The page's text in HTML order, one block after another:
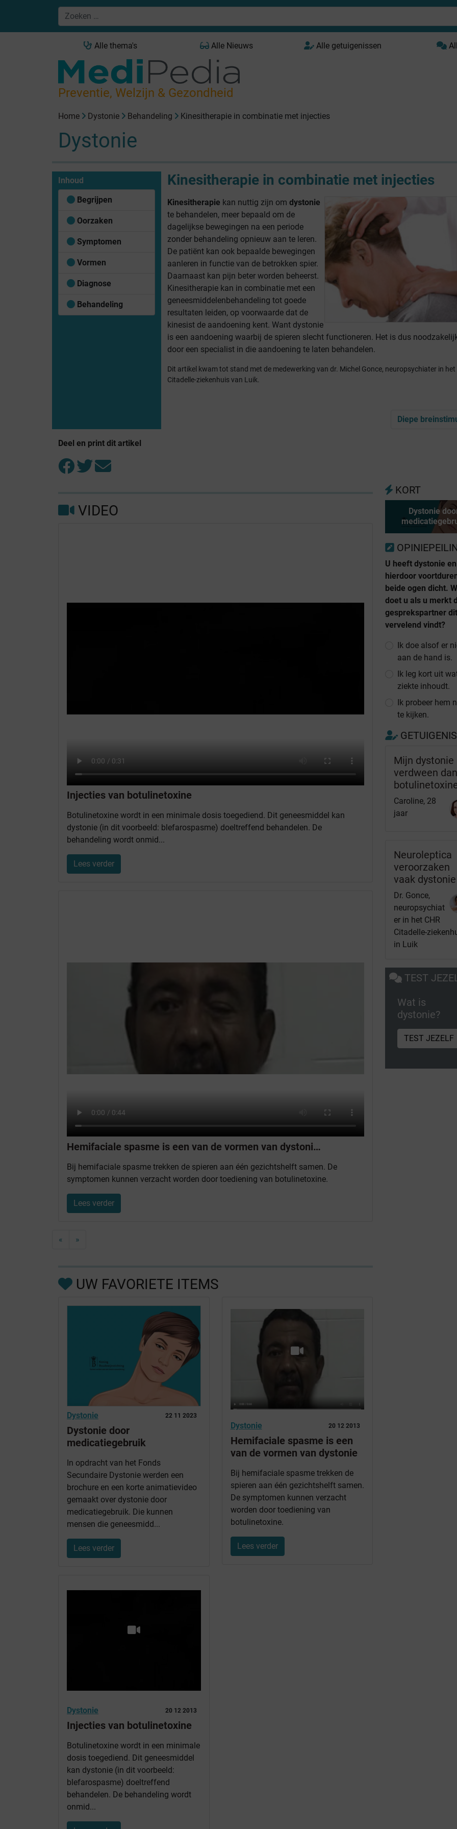
Alle thema's Alle Nieuws Alle getuigenissen
Preventie, Welzijn & Gezondheid
Home Dystonie Behandeling Kinesitherapie in combinatie met injecties
Dystonie
Inhoud
Begrijpen
Oorzaken
Symptomen
Vormen
Diagnose
Behandeling
Kinesitherapie in combinatie met injecties
Kinesitherapie kan nuttig zijn om dystonie
te behandelen, meer bepaald om de
dagelijkse bewegingen na een periode
zonder behandeling opnieuw aan te leren.
De patiënt kan ook bepaalde bewegingen
aanleren in functie van de betrokken spier.
Daarnaast kan pijn beter worden beheerst.
Kinesitherapie kan in combinatie met een
geneesmiddelenbehandeling tot goede
resultaten leiden, op voorwaarde dat de
kinesist de aandoening kent. Want dystonie
is een aandoening waarbij de spieren slecht functioneren. Het is dus
door een specialist in die aandoening te laten behandelen.
Dit artikel kwam tot stand met de medewerking van dr. Michel Gonce, neuropsychiater in het
Citadelle-ziekenhuis van Luik.
Diepe
Deel en print dit artikel
VIDEO
Injecties van botulinetoxine
Botulinetoxine wordt in een minimale dosis toegediend. Dit geneesmiddel kan
dystonie (in dit voorbeeld: blefarospasme) doeltreffend behandelen. De
behandeling wordt onmid...
Lees verder
Hemifaciale spasme is een van de vormen van dystoni…
Bij hemifaciale spasme trekken de spieren aan één gezichtshelft samen. De
symptomen kunnen verzacht worden door toediening van botulinetoxine.
Lees verder
« »
UW FAVORIETE ITEMS
22 11 2023
Dystonie
Dystonie door
medicatiegebruik
In opdracht van het Fonds
Secundaire Dystonie werden een
brochure en een korte animatievideo
gemaakt over dystonie door
medicatiegebruik. Die kunnen
mensen die geneesmidd...
Lees verder
20 12 2013
Dystonie
Hemifaciale spasme is een
van de vormen van dystonie
Bij hemifaciale spasme trekken de
spieren aan één gezichtshelft samen.
De symptomen kunnen verzacht
worden door toediening van
botulinetoxine.
Lees verder
20 12 2013
Dystonie
Injecties van botulinetoxine
Botulinetoxine wordt in een minimale
dosis toegediend. Dit geneesmiddel
kan dystonie (in dit voorbeeld:
blefarospasme) doeltreffend
behandelen. De behandeling wordt
onmid...
KORT
Dystonie
U heeft dystonie
hierdoor
beide ogen dicht.
doet u als u merkt
gesprekspartner dit
vervelend vindt?
Ik doe alsof er
aan de hand is.
Ik leg kort uit
ziekte inhoudt.
Ik probeer hem
te kijken.
Mijn dystonie
verdween
Caroline, 28
jaar
Neuroleptica
veroorzaken
vaak dystonie
Dr. Gonce,
neuropsychiat
er in het CHR
Citadelle-
in Luik
TEST
Wat is
dystonie?
TEST JEZELF